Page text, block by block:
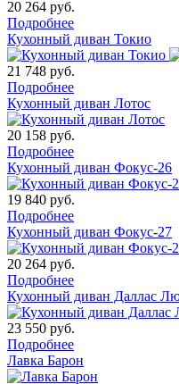
20 264 руб.
Подробнее
Кухонный диван Токио
21 748 руб.
Подробнее
Кухонный диван Лотос
20 158 руб.
Подробнее
Кухонный диван Фокус-26
19 840 руб.
Подробнее
Кухонный диван Фокус-27
20 264 руб.
Подробнее
Кухонный диван Даллас
23 550 руб.
Подробнее
Лавка Барон